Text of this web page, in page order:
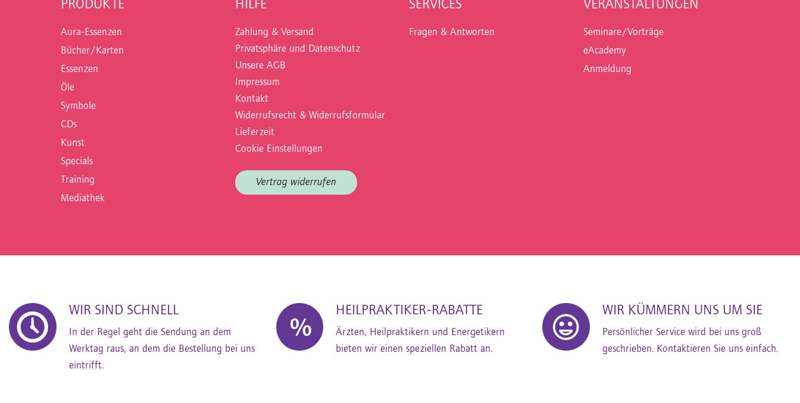
PRODUKTE
Aura-Essenzen
Bücher/Karten
Essenzen
Öle
Symbole
CDs
Kunst
Specials
Training
Mediathek
HILFE
Zahlung & Versand
Privatsphäre und Datenschutz
Unsere AGB
Impressum
Kontakt
Widerrufsrecht & Widerrufsformular
Lieferzeit
Cookie Einstellungen
Vertrag widerrufen
SERVICES
Fragen & Antworten
VERANSTALTUNGEN
Seminare/Vorträge
eAcademy
Anmeldung
WIR SIND SCHNELL
In der Regel geht die Sendung an dem
Werktag raus, an dem die Bestellung bei uns
eintrifft.
HEILPRAKTIKER-RABATTE
Ärzten, Heilpraktikern und Energetikern
bieten wir einen speziellen Rabatt an.
WIR KÜMMERN UNS UM SIE
Persönlicher Service wird bei uns groß
geschrieben. Kontaktieren Sie uns einfach.